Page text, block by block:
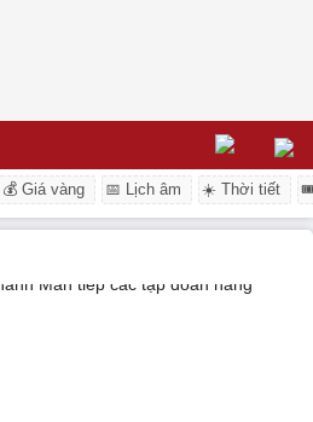
💰 Giá vàng 📅 Lịch âm ☀️ Thời tiết